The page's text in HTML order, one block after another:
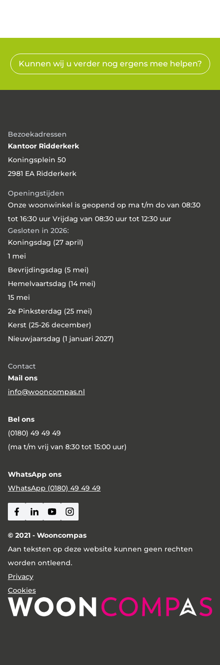
Kunnen wij u verder nog ergens mee helpen?
Bezoekadressen
Kantoor Ridderkerk
Koningsplein 50
2981 EA Ridderkerk
Openingstijden
Onze woonwinkel is geopend op ma t/m do van 08:30
tot 16:30 uur Vrijdag van 08:30 uur tot 12:30 uur
Gesloten in 2026:
Koningsdag (27 april)
1 mei
Bevrijdingsdag (5 mei)
Hemelvaartsdag (14 mei)
15 mei
2e Pinksterdag (25 mei)
Kerst (25-26 december)
Nieuwjaarsdag (1 januari 2027)
Contact
Mail ons
info@wooncompas.nl
Bel ons
(0180) 49 49 49
(ma t/m vrij van 8:30 tot 15:00 uur)
WhatsApp ons
WhatsApp (0180) 49 49 49
Facebook
Linkedin
YoutubeInstagram
© 2021 - Wooncompas
Aan teksten op deze website kunnen geen rechten
worden ontleend.
Privacy
Cookies